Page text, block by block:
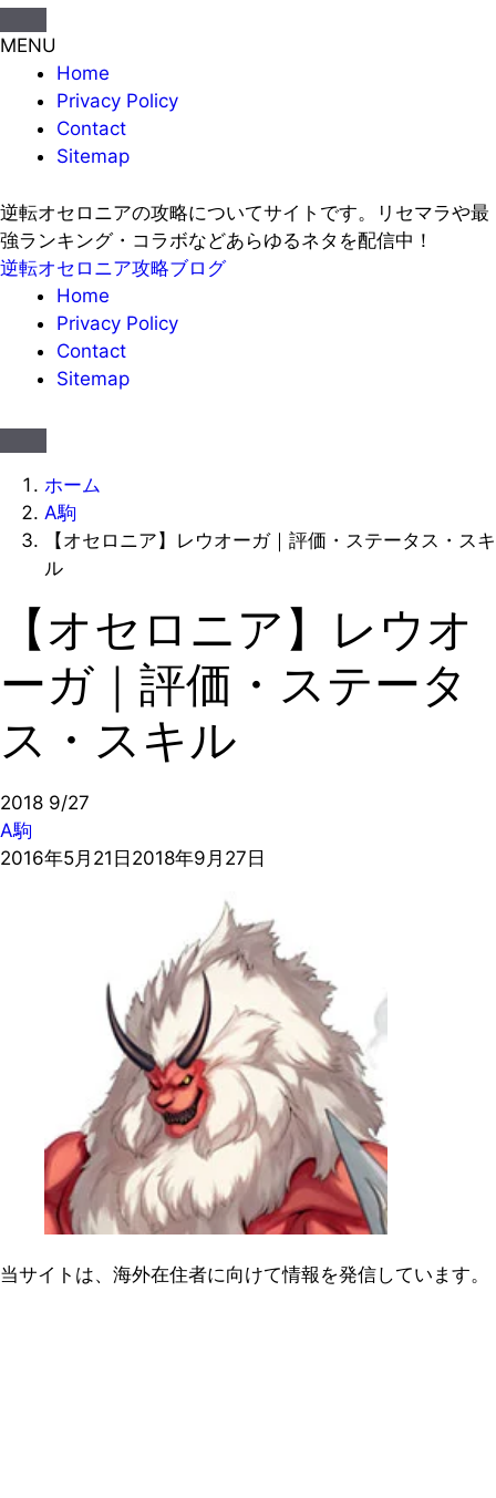
MENU
Home
Privacy Policy
Contact
Sitemap
逆転オセロニアの攻略についてサイトです。リセマラや最
強ランキング・コラボなどあらゆるネタを配信中！
逆転オセロニア攻略ブログ
Home
Privacy Policy
Contact
Sitemap
ホーム
A駒
【オセロニア】レウオーガ｜評価・ステータス・スキ
ル
【オセロニア】レウオ
ーガ｜評価・ステータ
ス・スキル
2018 9/27
A駒
2016年5月21日 2018年9月27日
当サイトは、海外在住者に向けて情報を発信しています。